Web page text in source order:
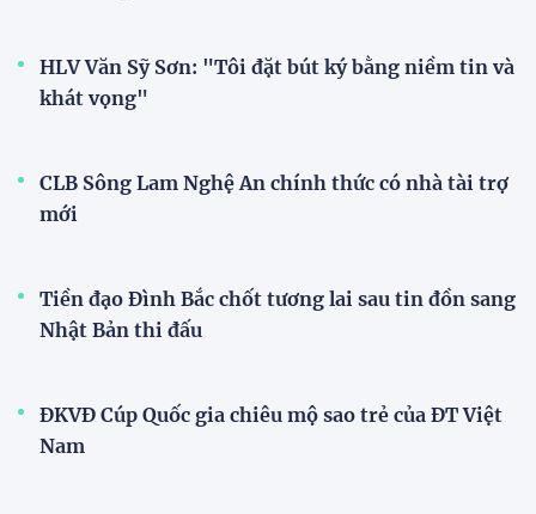
HLV Văn Sỹ Sơn: "Tôi đặt bút ký bằng niềm tin và
khát vọng"
CLB Sông Lam Nghệ An chính thức có nhà tài trợ
mới
Tiền đạo Đình Bắc chốt tương lai sau tin đồn sang
Nhật Bản thi đấu
ĐKVĐ Cúp Quốc gia chiêu mộ sao trẻ của ĐT Việt
Nam